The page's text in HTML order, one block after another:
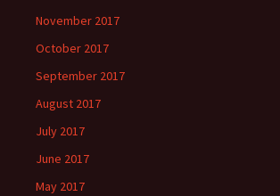
November 2017
October 2017
September 2017
August 2017
July 2017
June 2017
May 2017